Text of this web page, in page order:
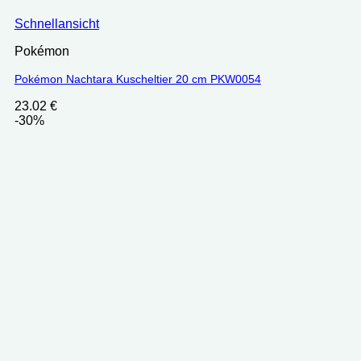
Schnellansicht
Pokémon
Pokémon Nachtara Kuscheltier 20 cm PKW0054
23.02 €
-30%